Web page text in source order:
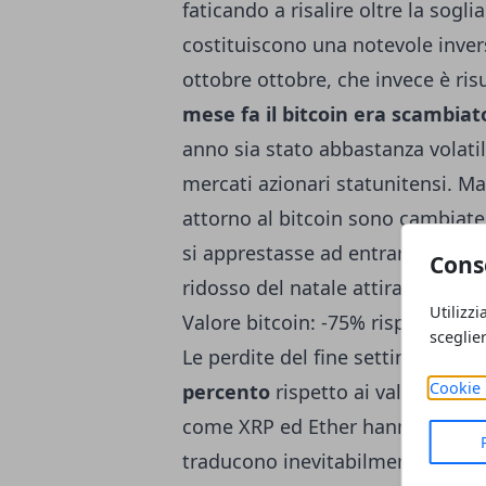
Cookie
faticando a risalire oltre la
costituiscono una notevole
ottobre ottobre, che invece è
mese fa il bitcoin era
anno sia stato abbastanza
mercati azionari statunitensi.
attorno al bitcoin sono
si apprestasse ad entrare nel suo
ridosso del natale attira nuovi
Valore bitcoin: -75% rispetto a
Le perdite del fine settimana
percento rispetto ai valori fatti
come XRP ed Ether hanno
traducono inevitabilmente in